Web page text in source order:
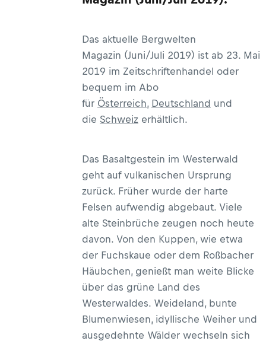
Das aktuelle Bergwelten
Magazin (Juni/Juli 2019) ist ab 23. Mai
2019 im Zeitschriftenhandel oder
bequem im Abo
für Österreich, Deutschland und
die Schweiz erhältlich.
Das Basaltgestein im Westerwald
geht auf vulkanischen Ursprung
zurück. Früher wurde der harte
Felsen aufwendig abgebaut. Viele
alte Steinbrüche zeugen noch heute
davon. Von den Kuppen, wie etwa
der Fuchskaue oder dem Roßbacher
Häubchen, genießt man weite Blicke
über das grüne Land des
Westerwaldes. Weideland, bunte
Blumenwiesen, idyllische Weiher und
ausgedehnte Wälder wechseln sich